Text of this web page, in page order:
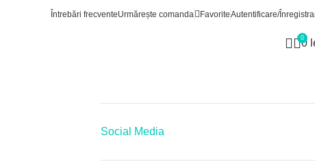
Întrebări frecventeUrmărește comanda FavoriteAutentificare/
00
Social Media